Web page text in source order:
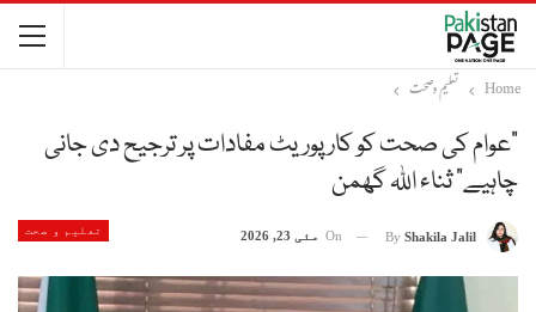
Home
تعلیم و صحت
“عوام کی صحت کو کارپوریٹ مفادات پر ترجیح دی جانی
چاہیے” ثناء اللہ گھمن
تعلیم و صحت By Shakila Jalil
On مئی 23, 2026